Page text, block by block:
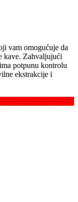
vam omogućuje da
kave. Zahvaljujući
potpunu kontrolu
ekstrakcije i